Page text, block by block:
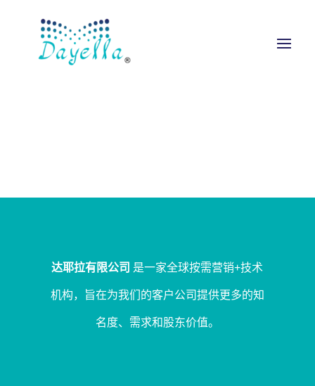
达耶拉有限公司 是一家全球按需营销+技术
机构，旨在为我们的客户公司提供更多的知
名度、需求和股东价值。